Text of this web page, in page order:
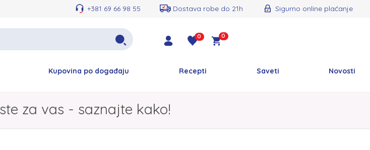
+381 69 66 98 55 Dostava robe do 21h Sigurno online plaćanje
0 0
Kupovina po događaju Recepti Saveti Novosti
za vas - saznajte kako!